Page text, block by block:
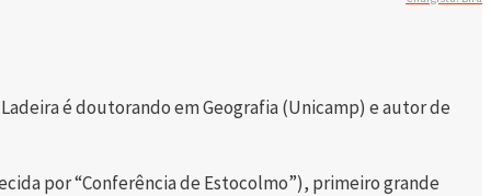
é doutorando em Geografia (Unicamp) e autor de
por “Conferência de Estocolmo”), primeiro grande